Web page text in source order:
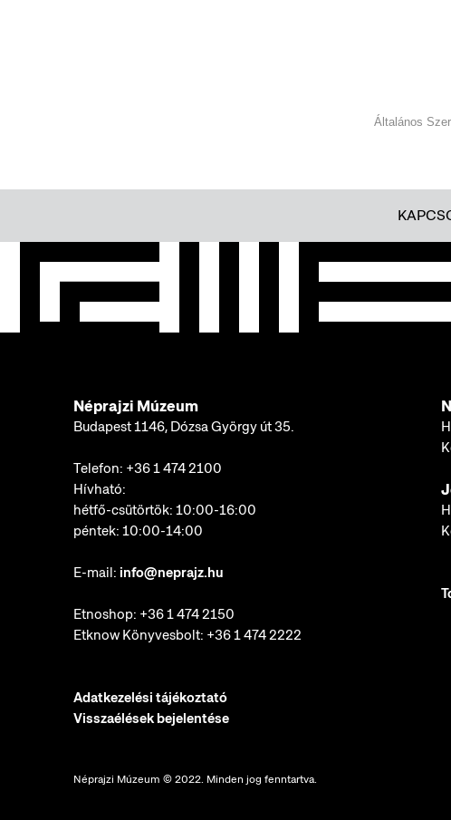
Általános
Néprajzi Múzeum
Budapest 1146, Dózsa György út 35.
Telefon: +36 1 474 2100
Hívható:
hétfő-csütörtök: 10:00-16:00
péntek: 10:00-14:00
E-mail: info@neprajz.hu
Etnoshop: +36 1 474 2150
Etknow Könyvesbolt: +36 1 474 2222
Adatkezelési tájékoztató
Visszaélések bejelentése
Néprajzi Múzeum © 2022. Minden jog fenntartva.